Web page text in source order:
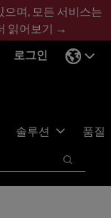
며, 모든 서비스는
읽어보기 →
로그인
솔루션
품질
검색